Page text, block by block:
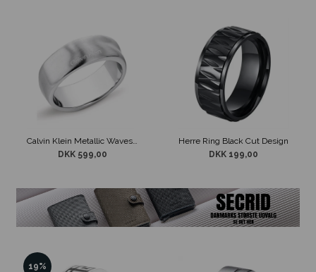
Calvin Klein Metallic Waves Sølvtone Ring
DKK 599,00
Herre Ring Black Cut Design
DKK 199,00
19%